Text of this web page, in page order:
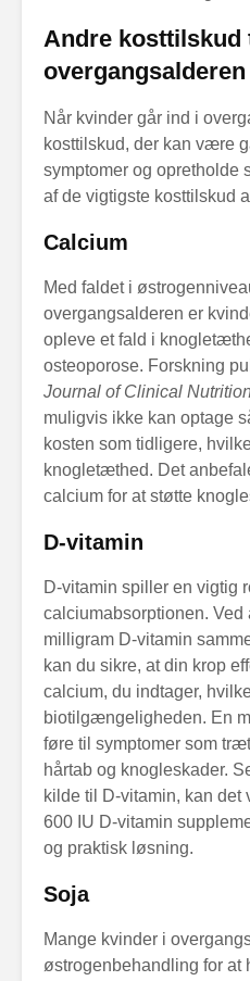
Andre kosttilskud
overgangsalderen
Når kvinder går ind i
kosttilskud, der kan være
symptomer og opretholde
af de vigtigste kosttilskud
Calcium
Med faldet i
overgangsalderen er
opleve et fald i
osteoporose. Forskning
Journal of Clinical
muligvis ikke kan optage
kosten som tidligere,
knogletæthed. Det
calcium for at støtte
D-vitamin
D-vitamin spiller en vigtig
calciumabsorptionen. Ved
milligram D-vitamin
kan du sikre, at din krop
calcium, du indtager,
biotilgængeligheden. En
føre til symptomer som
hårtab og knogleskader.
kilde til D-vitamin, kan
600 IU D-vitamin
og praktisk løsning.
Soja
Mange kvinder i
østrogenbehandling for at